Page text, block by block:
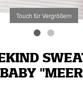
Touch für Vergrößern
BABY